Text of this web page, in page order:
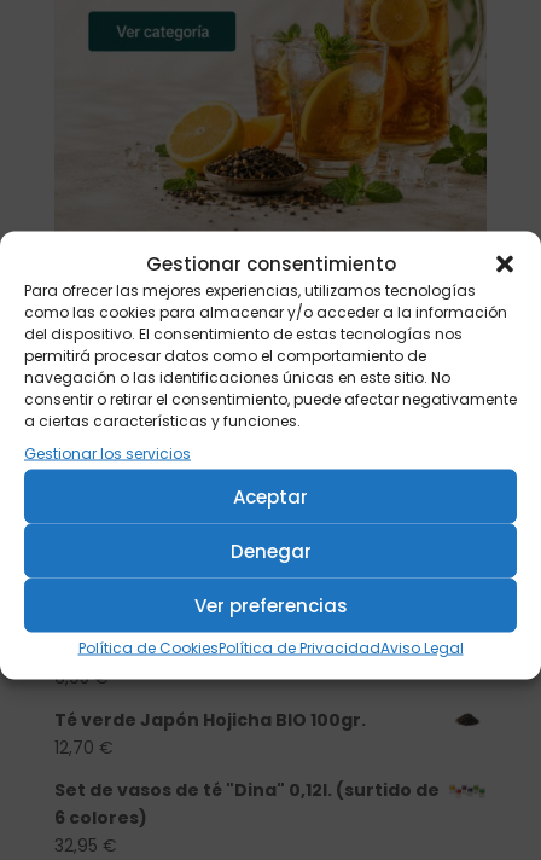
Gestionar consentimiento
Para ofrecer las mejores experiencias, utilizamos tecnologías
como las cookies para almacenar y/o acceder a la información
del dispositivo. El consentimiento de estas tecnologías nos
permitirá procesar datos como el comportamiento de
navegación o las identificaciones únicas en este sitio. No
consentir o retirar el consentimiento, puede afectar negativamente
a ciertas características y funciones.
Gestionar los servicios
Aceptar
Denegar
Ver preferencias
Política de CookiesPolítica de PrivacidadAviso Legal
Buscar
Productos
Tisanera "Christmas Cats" 0,25l.
13,90€
Té verde Japón Hojicha BIO 500 gr.
Té verde Japón Hojicha BIO 250 gr.
Té verde Japón Hojicha BIO 50gr.
6,95€
Té verde Japón Hojicha BIO 100gr.
12,70 €
Set de vasos de té "Dina" 0,12l. (surtido de
6 colores)
32,95 €